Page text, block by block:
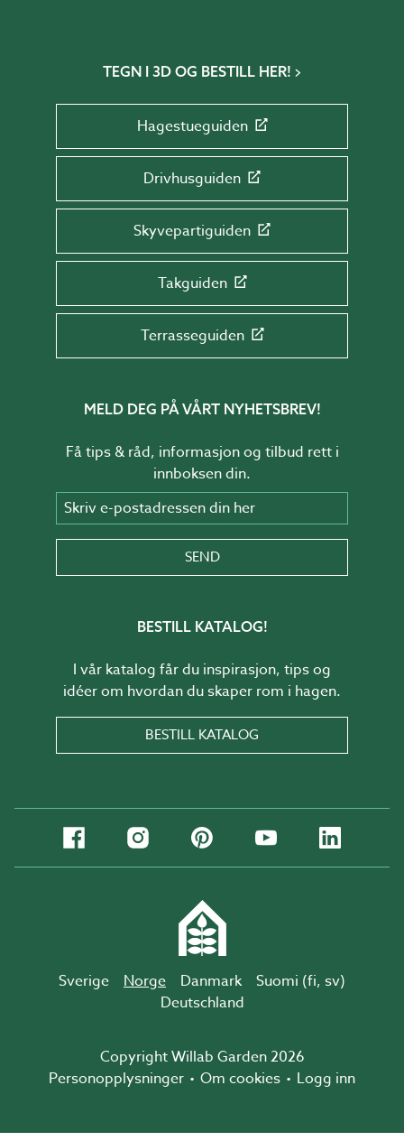
TEGN I 3D OG BESTILL HER!
Hagestueguiden
Drivhusguiden
Skyvepartiguiden
Takguiden
Terrasseguiden
MELD DEG PÅ VÅRT NYHETSBREV!
Få tips & råd, informasjon og tilbud rett i
innboksen din.
Skriv e-postadressen din her
SEND
BESTILL KATALOG!
I vår katalog får du inspirasjon, tips og
idéer om hvordan du skaper rom i hagen.
BESTILL KATALOG
Sverige Norge Danmark Suomi (fi, sv)
Deutschland
Copyright Willab Garden 2026
Personopplysninger
Om cookies Logg inn